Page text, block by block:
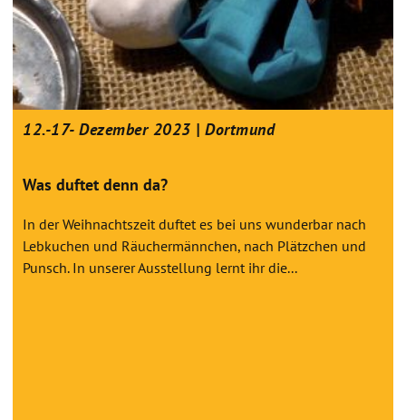
12.-17- Dezember 2023 | Dortmund
Was duftet denn da?
In der Weihnachtszeit duftet es bei uns wunderbar nach
Lebkuchen und Räuchermännchen, nach Plätzchen und
Punsch. In unserer Ausstellung lernt ihr die...